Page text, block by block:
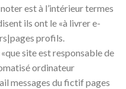
est à l’intérieur termes
ils ont le «à livrer e-
profils.
site est responsable de
ordinateur
messages du fictif pages